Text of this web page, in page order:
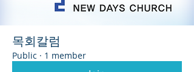
목회칼럼
Public · 1 member